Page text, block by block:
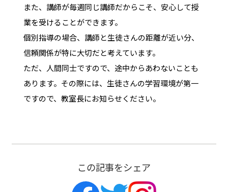
また、講師が毎週同じ講師だからこそ、安心して授
業を受けることができます。
個別指導の場合、講師と生徒さんの距離が近い分、
信頼関係が特に大切だと考えています。
ただ、人間同士ですので、途中からあわないことも
あります。その際には、生徒さんの学習環境が第一
ですので、教室長にお知らせください。
この記事をシェア